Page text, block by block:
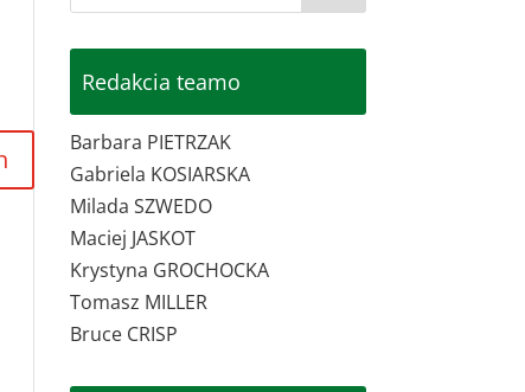
Redakcia teamo
Barbara PIETRZAK
Gabriela KOSIARSKA
Milada SZWEDO
Maciej JASKOT
Krystyna GROCHOCKA
Tomasz MILLER
Bruce CRISP